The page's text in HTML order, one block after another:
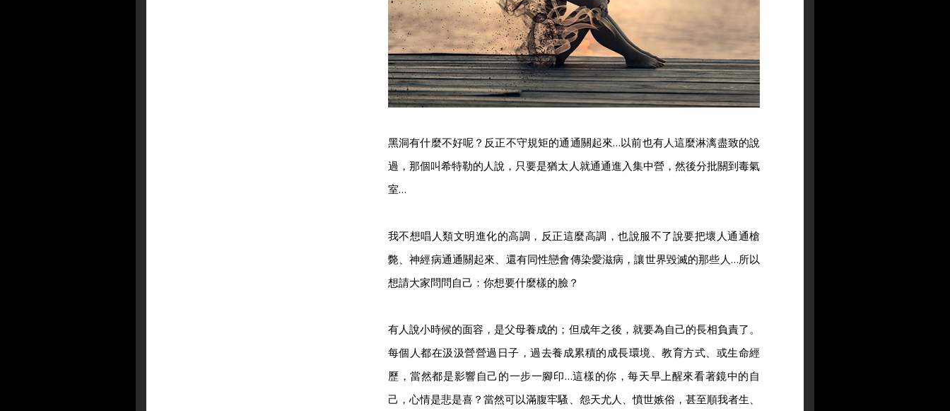
黑洞有什麼不好呢？反正不守規矩的通通關起來…以前也有人這麼淋漓盡致的說
過，那個叫希特勒的人說，只要是猶太人就通通進入集中營，然後分批關到毒氣
室…
我不想唱人類文明進化的高調，反正這麼高調，也說服不了說要把壞人通通槍
斃、神經病通通關起來、還有同性戀會傳染愛滋病，讓世界毀滅的那些人…所以
想請大家問問自己：你想要什麼樣的臉？
有人說小時候的面容，是父母養成的；但成年之後，就要為自己的長相負責了。
每個人都在汲汲營營過日子，過去養成累積的成長環境、教育方式、或生命經
歷，當然都是影響自己的一步一腳印…這樣的你，每天早上醒來看著鏡中的自
己，心情是悲是喜？當然可以滿腹牢騷、怨天尤人、憤世嫉俗，甚至順我者生、